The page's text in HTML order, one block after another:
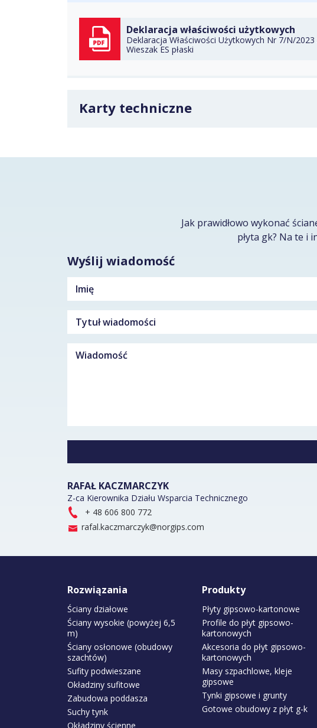
Deklaracja właściwości użytkowych
Deklaracja Właściwości Użytkowych Nr 7/N/2023
Wieszak ES płaski
Karty techniczne
Jak prawidłowo wykonać
płyta gk? Na te i
Wyślij wiadomość
RAFAŁ KACZMARCZYK
Z-ca Kierownika Działu Wsparcia Technicznego
+ 48 606 800 772
rafal.kaczmarczyk@norgips.com
Rozwiązania
Ściany działowe
Ściany wysokie (powyżej 6,5
m)
Ściany osłonowe (obudowy
szachtów)
Sufity podwieszane
Okładziny sufitowe
Zabudowa poddasza
Suchy tynk
Okładziny ścienne
Produkty
Płyty gipsowo-kartonowe
Profile do płyt gipsowo-
kartonowych
Akcesoria do płyt gipsowo-
kartonowych
Masy szpachlowe, kleje
gipsowe
Tynki gipsowe i grunty
Gotowe obudowy z płyt g-k